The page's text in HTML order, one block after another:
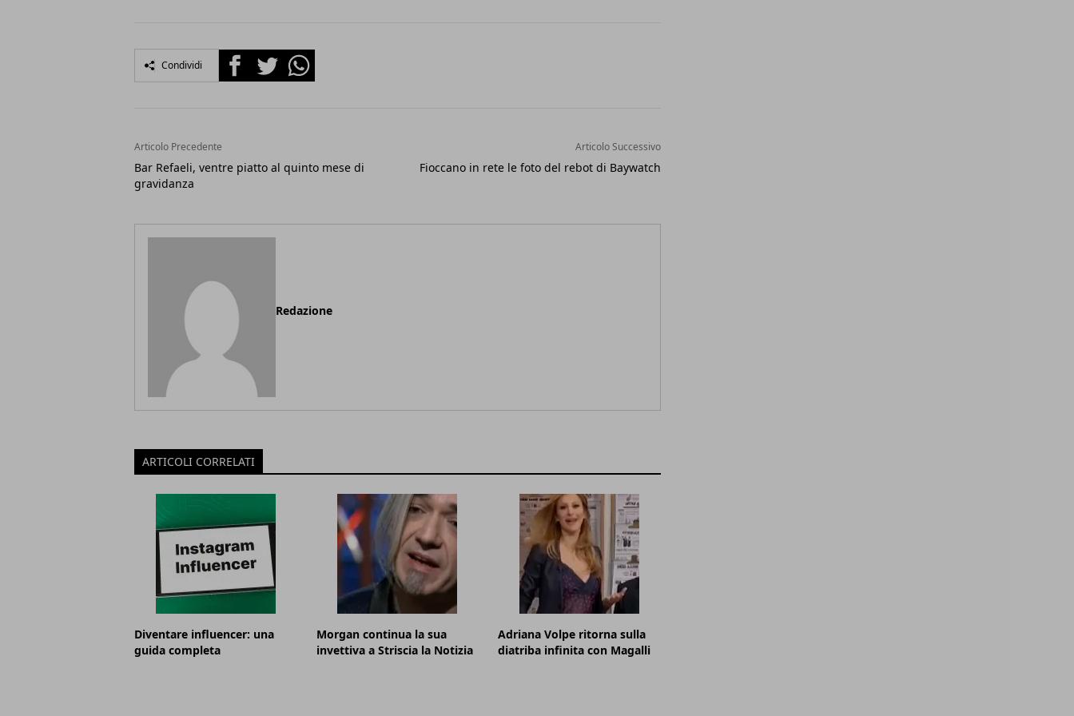
Condividi FacebookTwitterWhatsapp
Articolo Precedente
Bar Refaeli, ventre piatto al quinto mese di
gravidanza
Articolo Successivo
Fioccano in rete le foto del rebot di Baywatch
Redazione
ARTICOLI CORRELATI
Diventare influencer: una
guida completa
Morgan continua la sua
invettiva a Striscia la Notizia
Adriana Volpe ritorna sulla
diatriba infinita con Magalli